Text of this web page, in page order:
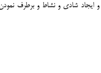
ايجاد شادي و نشاط و برطرف